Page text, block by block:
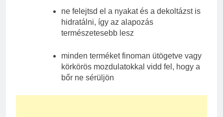
ne felejtsd el a nyakat és a dekoltázst is
hidratálni, így az alapozás
természetesebb lesz
minden terméket finoman ütögetve vagy
körkörös mozdulatokkal vidd fel, hogy a
bőr ne sérüljön